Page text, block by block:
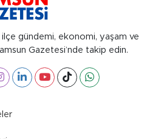
ilçe gündemi, ekonomi, yaşam ve
Gazetesi’nde takip edin.